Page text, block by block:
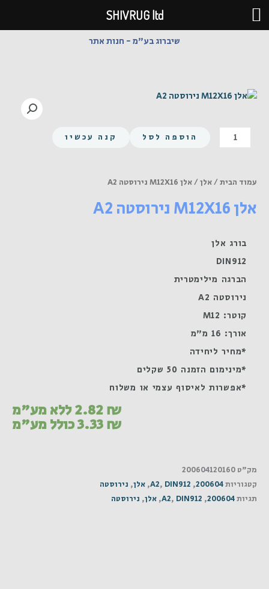
דילוג
לתוכן
שיברוג בע"מ - חנות אתר
כמות
של
A2
הוספה לסל קנה עכשיו
עמוד הבית/אלן/ אלן M12X16 נירוסטה A2
אלן M12X16 נירוסטה A2
בורג אלן
DIN912
הברגה מילימטרית
נירוסטה A2
קוטר: M12
אורך: 16 מ"מ
*מחיר ליחידה
*מינימום הזמנה 50 שקלים
*אפשרות לאיסוף עצמי או משלוח
2.82₪ ללא מע"מ
3.33₪ כולל מע"מ
מק"ט 200604120160
קטגוריות200604
,
A2, DIN912
, אלן, נירוסטה
תגיות200604
,
A2, DIN912
, אלן, נירוסטה
SHIVRUG ltd